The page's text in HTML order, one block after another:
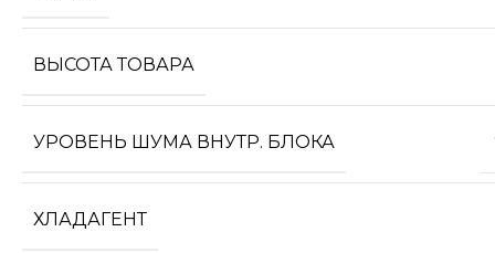
ВЫСОТА ТОВАРА
УРОВЕНЬ ШУМА ВНУТР. БЛОКА
ХЛАДАГЕНТ